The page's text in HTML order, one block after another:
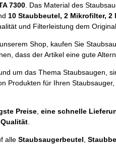
7300 . Das Material des
10 Staubbeutel, 2 Mikrofilter, 2
und Filterleistung dem
Shop, kaufen Sie
dass der Artikel eine gute
um das Thema Staubsaugen,
Produkten für Ihren
Preise ,eine schnelle
alleStaubsaugerbeutel ,